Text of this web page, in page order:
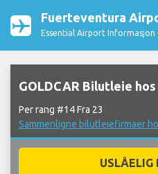
Fuerteventura
Essential Airport
GOLDCAR Bilutleie
Per rang #14 Fra 23
Sammenligne bilutleiefirmaer
USLÅELIG